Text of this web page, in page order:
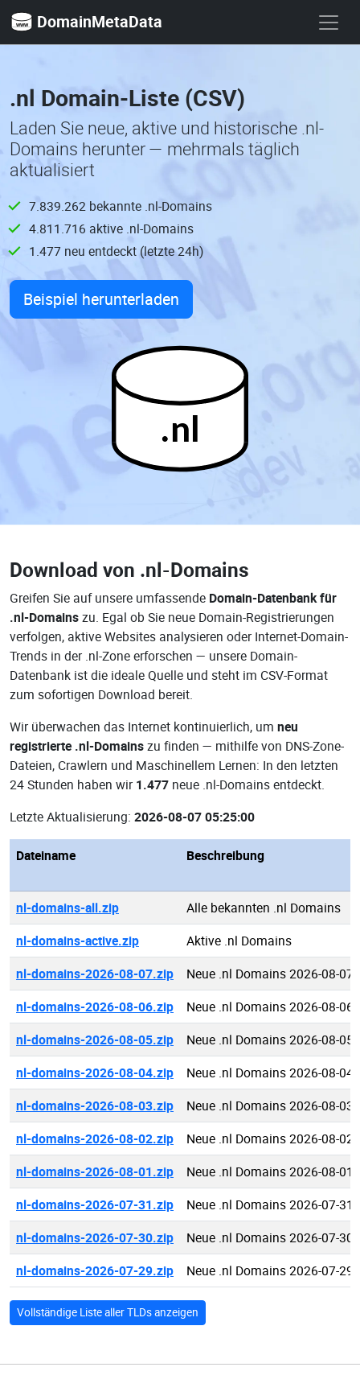
DomainMetaData
.nl Domain-Liste (CSV)
Laden Sie neue, aktive und historische .nl-
Domains herunter — mehrmals täglich
aktualisiert
7.839.262 bekannte .nl-Domains
4.811.716 aktive .nl-Domains
1.477 neu entdeckt (letzte 24h)
Beispiel herunterladen
.nl
Download von .nl-Domains
Greifen Sie auf unsere umfassende Domain-Datenbank für
.nl-Domainszu. Egal ob Sie neue Domain-Registrierungen
verfolgen, aktive Websites analysieren oder Internet-Domain-
Trends in der .nl-Zone erforschen — unsere Domain-
Datenbank ist die ideale Quelle und steht im CSV-Format
zum sofortigen Download bereit.
Wir überwachen das Internet kontinuierlich, um neu
registrierte .nl-Domainszu finden — mithilfe von DNS-Zone-
Dateien, Crawlern und Maschinellem Lernen: In den letzten
24 Stunden haben wir 1.477 neue .nl-Domains entdeckt.
Letzte Aktualisierung: 2026-08-07 05:25:00
Dateiname Beschreibung
nl-domains-all.zip
Alle bekannten .nl Domains
nl-domains-active.zip
Aktive .nl Domains
nl-domains-2026-08-07.zip
Neue .nl Domains 2026-08-07
nl-domains-2026-08-06.zip
Neue .nl Domains 2026-08-06
nl-domains-2026-08-05.zip
Neue .nl Domains 2026-08-05
nl-domains-2026-08-04.zip
Neue .nl Domains 2026-08-04
nl-domains-2026-08-03.zip
Neue .nl Domains 2026-08-03
nl-domains-2026-08-02.zip
Neue .nl Domains 2026-08-02
nl-domains-2026-08-01.zip
Neue .nl Domains 2026-08-01
nl-domains-2026-07-31.zip
Neue .nl Domains 2026-07-31
nl-domains-2026-07-30.zip
Neue .nl Domains 2026-07-30
nl-domains-2026-07-29.zip
Neue .nl Domains 2026-07-29
Vollständige Liste aller TLDs anzeigen